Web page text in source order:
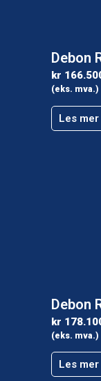
Debon
kr
(eks. mva.)
Les mer
Debon
kr
(eks. mva.)
Les mer